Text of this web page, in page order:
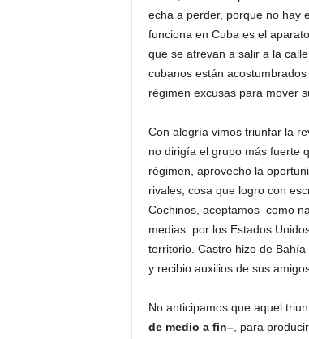
echa a perder, porque no hay
funciona en Cuba es el
que se atrevan a salir a la
cubanos están
régimen excusas para mover
Con alegría vimos triunfar la
no dirigía el grupo más fuerte
régimen, aprovecho la
rivales, cosa que logro con
Cochinos, aceptamos como
medias por los Estados
territorio. Castro hizo de
y recibio auxilios de sus
No anticipamos que aquel
de medio a fin–, para